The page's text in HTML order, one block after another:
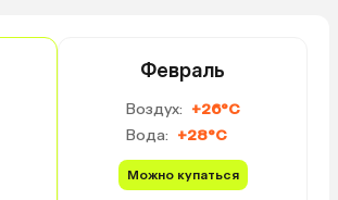
Февраль
Воздух: +26°C
Вода: +28°C
Можно купаться